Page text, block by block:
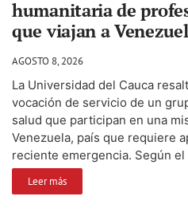
humanitaria de
que viajan a
AGOSTO 8, 2026
La Universidad del Cauca
vocación de servicio de un
salud que participan en una
Venezuela, país que requiere
reciente emergencia. Según
Leer más